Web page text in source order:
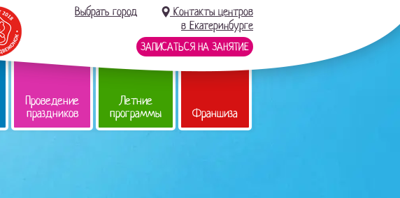
Выбрать город
Контакты центров
в Екатеринбурге
ЗАПИСАТЬСЯ НА ЗАНЯТИЕ
Проведение
праздников
Летние
программы Франшиза